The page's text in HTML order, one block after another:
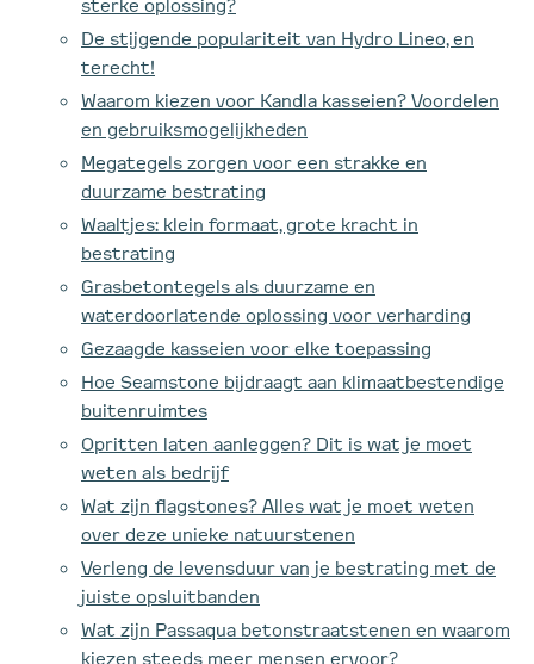
sterke oplossing?
De stijgende populariteit van Hydro Lineo, en
terecht!
Waarom kiezen voor Kandla kasseien? Voordelen
en gebruiksmogelijkheden
Megategels zorgen voor een strakke en
duurzame bestrating
Waaltjes: klein formaat, grote kracht in
bestrating
Grasbetontegels als duurzame en
waterdoorlatende oplossing voor verharding
Gezaagde kasseien voor elke toepassing
Hoe Seamstone bijdraagt aan klimaatbestendige
buitenruimtes
Opritten laten aanleggen? Dit is wat je moet
weten als bedrijf
Wat zijn flagstones? Alles wat je moet weten
over deze unieke natuurstenen
Verleng de levensduur van je bestrating met de
juiste opsluitbanden
Wat zijn Passaqua betonstraatstenen en waarom
kiezen steeds meer mensen ervoor?